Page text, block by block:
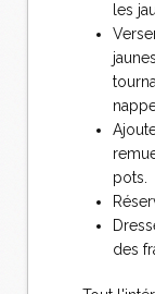
les
pots.
des